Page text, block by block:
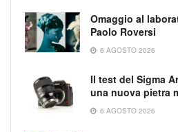
Omaggio al
Paolo Roversi
6 AGOSTO 2026
Il test del Sigma
una nuova pietra
6 AGOSTO 2026